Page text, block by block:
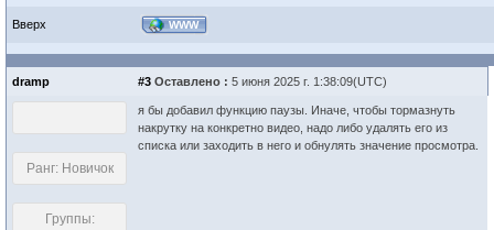
Вверх WWW
dramp #3 Оставлено : 5 июня 2025 г. 1:38:09(UTC)
Ранг: Новичок
Группы:
я бы добавил функцию паузы. Иначе, чтобы тормазнуть
накрутку на конкретно видео, надо либо удалять его из
списка или заходить в него и обнулять значение просмотра.